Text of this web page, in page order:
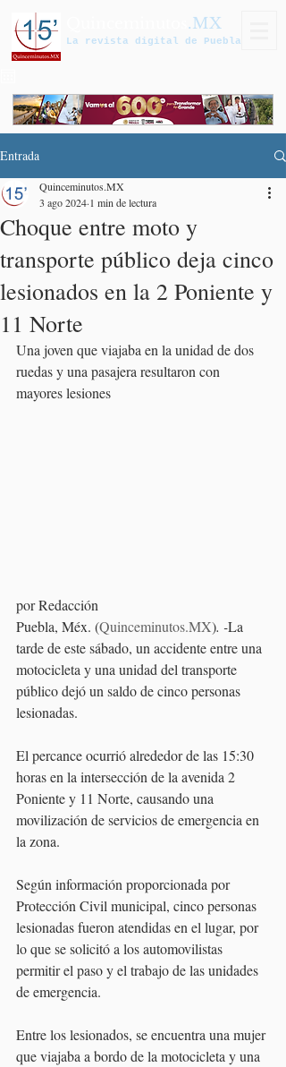
.MX
La revista digital de Puebla
Entrada
Choque entre moto y
transporte público deja cinco
lesionados en la 2 Poniente y
11 Norte
Quinceminutos.MX
3 ago 2024 1 min de lectura
Una joven que viajaba en la unidad de dos
ruedas y una pasajera resultaron con
mayores lesiones
por Redacción
Puebla, Méx. (Quinceminutos.MX). -La
tarde de este sábado, un accidente entre una
motocicleta y una unidad del transporte
público dejó un saldo de cinco personas
lesionadas.
El percance ocurrió alrededor de las 15:30
horas en la intersección de la avenida 2
Poniente y 11 Norte, causando una
movilización de servicios de emergencia en
la zona.
Según información proporcionada por
Protección Civil municipal, cinco personas
lesionadas fueron atendidas en el lugar, por
lo que se solicitó a los automovilistas
permitir el paso y el trabajo de las unidades
de emergencia.
Entre los lesionados, se encuentra una mujer
que viajaba a bordo de la motocicleta y una